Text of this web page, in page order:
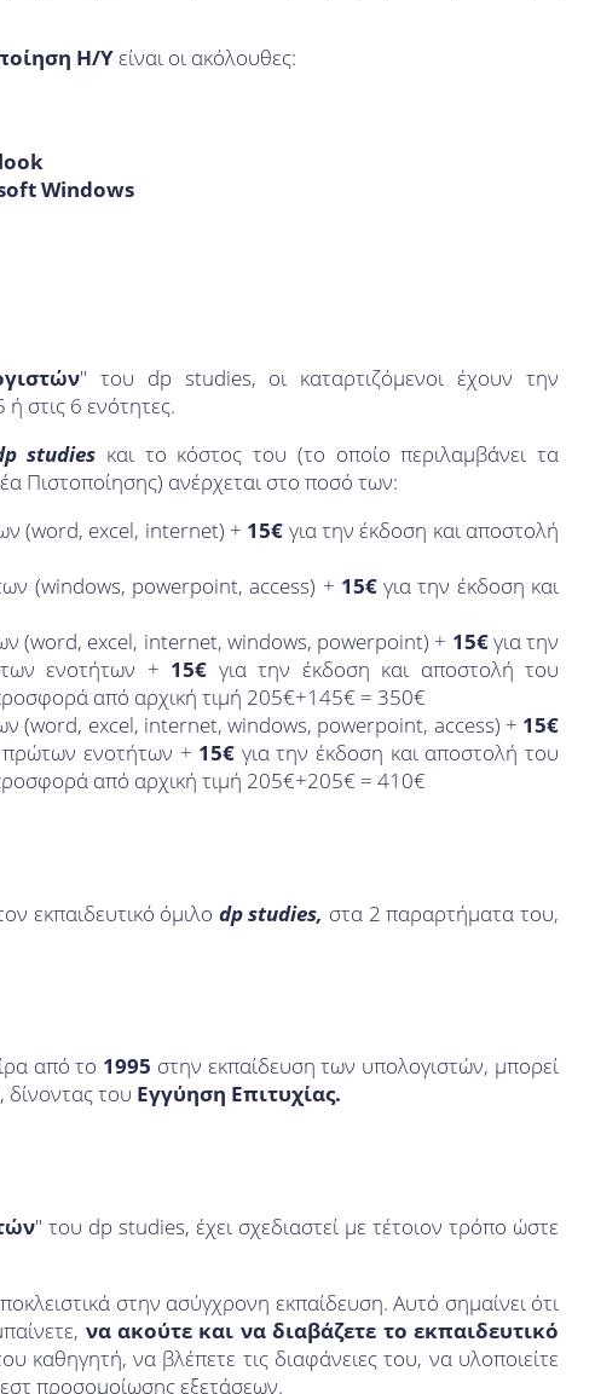
Η/Υείναι οι ακόλουθες:
Windows
" του dp studies, oι καταρτιζόμενοι έχουν την
στις 6 ενότητες.
studies και το κόστος του (το οποίο περιλαμβάνει τα
Πιστοποίησης) ανέρχεται στο ποσό των:
(word, excel, internet) + 15€ για την έκδοση και αποστολή
(windows, powerpoint, access) + 15€για την έκδοση και
(word, excel, internet, windows, powerpoint) + 15€για την
ενοτήτων + 15€ για την έκδοση και αποστολή του
από αρχική τιμή 205€+145€ = 350€
(word, excel, internet, windows, powerpoint, access) + 15€
πρώτων ενοτήτων + 15€ για την έκδοση και αποστολή του
από αρχική τιμή 205€+205€ = 410€
εκπαιδευτικό όμιλο dp studies, στα 2 παραρτήματα του,
από το 1995 στην εκπαίδευση των υπολογιστών, μπορεί
του Εγγύηση Επιτυχίας.
" του dp studies, έχει σχεδιαστεί με τέτοιον τρόπο ώστε
στην ασύγχρονη εκπαίδευση. Αυτό σημαίνει ότι
να ακούτε και να διαβάζετε το εκπαιδευτικό
καθηγητή, να βλέπετε τις διαφάνειες του, να υλοποιείτε
προσομοίωσης εξετάσεων.